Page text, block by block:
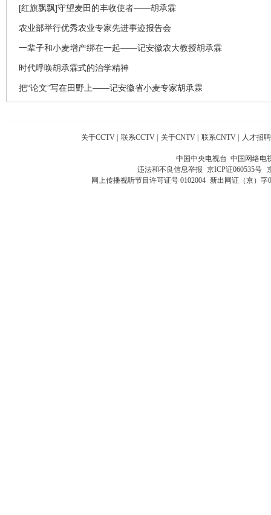
[红旗飘飘]守望麦田的丰收使者——胡承霖
农业部举行优秀农业专家先进事迹报告会
一辈子和小麦增产绑在一起——记安徽农大教授胡承霖
时代呼唤胡承霖式的治学精神
把“论文”写在田野上——记安徽省小麦专家胡承霖
关于CCTV | 联系CCTV | 关于CNTV | 联系CNTV | 人才招聘
中国中央电视台 中国网络电
违法和不良信息举报 京ICP证060535号
网上传播视听节目许可证号 0102004 新出网证（京）